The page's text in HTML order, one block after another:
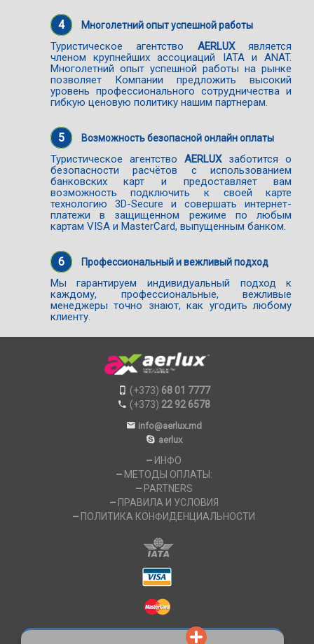
4 Многолетний опыт успешной работы
Туристическое агентство AERLUXявляется
членом крупнейших ассоциаций IATA и ANAT.
Многолетний опыт успешной работы на рынке
позволяет Компании предложить высокий
уровень профессионального сотрудничества и
гибкую ценовую политику нашим партнерам.
5 Возможность безопасной онлайн оплаты
Туристическое агентство AERLUXзаботится о
безопасности расчётов с использованием
банковских карт и предоставляет вам
возможность подключить к своей карте
технологию 3D-Secure и совершать интернет-
платежи в защищенном режиме по любым
картам VISA и MasterCard, выпущенным банком.
6 Профессиональный и вежливый подход
Мы гарантируем индивидуальный подход к
каждому, профессиональные, вежливые
менеджеры точно знают, как угодить любому
клиенту.
(+373) 68 01 7777
(+373) 22 92 6578
info@aerlux.md
aerlux
ИНФО
МЕТОДЫ ОПЛАТЫ:
PARTNERS
ПРАВИЛА И УСЛОВИЯ
ПОЛИТИКА КОНФИДЕНЦИАЛЬНОСТИ